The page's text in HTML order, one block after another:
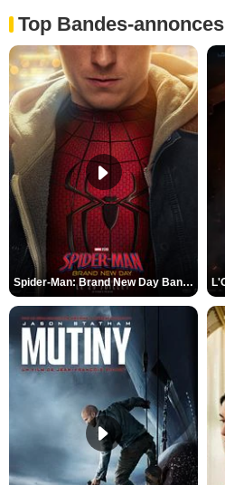
Top Bandes-annonces
Spider-Man: Brand New Day Bande-annonce VO STFR